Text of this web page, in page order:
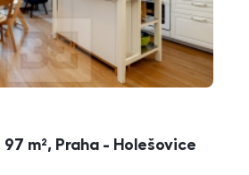
m², Praha - Holešovice